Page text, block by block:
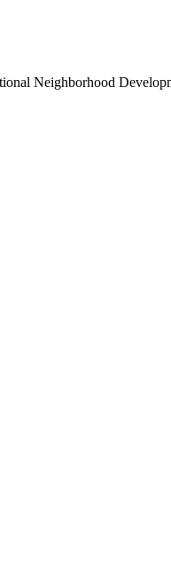
Neighborhood